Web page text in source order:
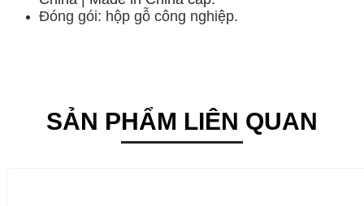
Đóng gói: hộp gỗ công nghiệp.
SẢN PHẨM LIÊN QUAN